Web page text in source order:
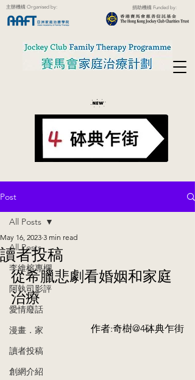
主辦機構 Organised by: 捐助機構 Funded by:
Post
All Posts
李維榕專欄
阿執司影評
愛情廢話
漫畫．家
讀者投稿
創網介紹
All Posts
讀者投稿
May 16, 2023 3 min read
從希臘悲劇看婚姻和家庭
治療
作者:奇樹@4砵典乍街